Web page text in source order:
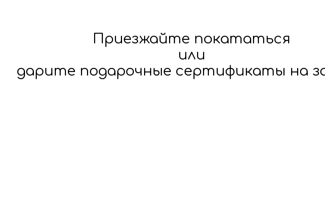
Приезжайте покататься
или
дарите подарочные сертификаты на